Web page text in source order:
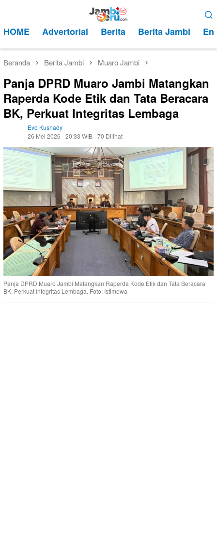
kontenMobile
HOME Advertorial Berita Berita Jambi
Beranda Berita Jambi Muaro Jambi
Panja DPRD Muaro Jambi Matangkan
Raperda Kode Etik dan Tata Beracara
BK, Perkuat Integritas Lembaga
Evo Kusnady
26 Mei 2026 - 20:33 WIB 70 Dilihat
Panja DPRD Muaro Jambi Matangkan Raperda Kode Etik dan Tata Beracara
BK, Perkuat Integritas Lembaga. Foto: Istimewa